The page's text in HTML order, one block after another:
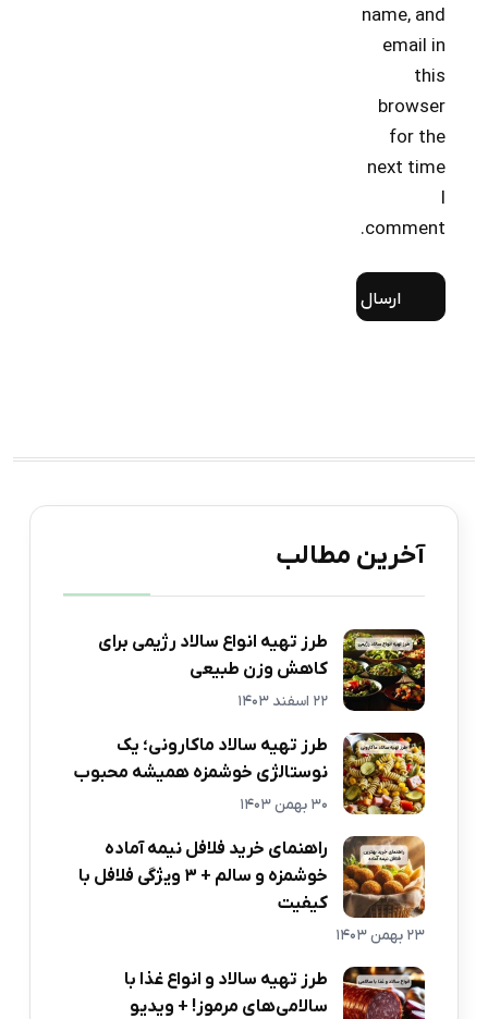
name, and
email in
this
browser
for the
next time
I
comment.
آخرین مطالب
طرز تهیه انواع سالاد رژیمی برای
کاهش وزن طبیعی
22 اسفند 1403
طرز تهیه سالاد ماکارونی؛ یک
نوستالژی خوشمزه همیشه محبوب
30 بهمن 1403
راهنمای خرید فلافل نیمه آماده
خوشمزه و سالم + 3 ویژگی فلافل با
کیفیت
23 بهمن 1403
طرز تهیه سالاد و انواع غذا با
سالامی‌های مرموز! + ویدیو